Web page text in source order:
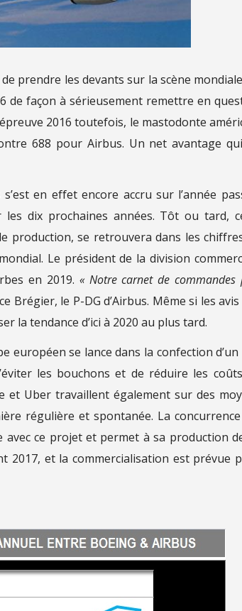
prendre les devants sur la scène
de façon à sérieusement remettre en
2016 toutefois, le mastodonte
688 pour Airbus. Un net avantage
en effet encore accru sur l’année
dix prochaines années. Tôt ou tard,
production, se retrouvera dans les
Le président de la division
en 2019. « Notre carnet de commandes
Brégier, le P-DG d’Airbus. Même si les
la tendance d’ici à 2020 au plus tard.
européen se lance dans la confection d’un
les bouchons et de réduire les
et Uber travaillent également sur des
régulière et spontanée. La
ce projet et permet à sa production
2017, et la commercialisation est prévue